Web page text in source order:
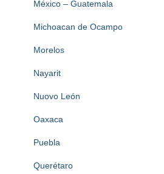
México – Guatemala
Michoacan de Ocampo
Morelos
Nayarit
Nuovo León
Oaxaca
Puebla
Querétaro